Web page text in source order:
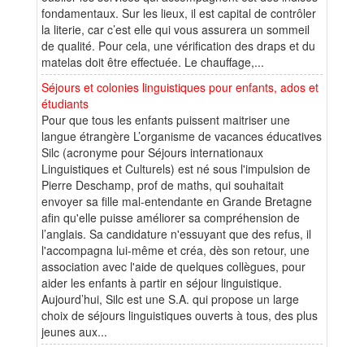
fondamentaux. Sur les lieux, il est capital de contrôler
la literie, car c’est elle qui vous assurera un sommeil
de qualité. Pour cela, une vérification des draps et du
matelas doit être effectuée. Le chauffage,...
Séjours et colonies linguistiques pour enfants, ados et
étudiants
Pour que tous les enfants puissent maitriser une
langue étrangère L’organisme de vacances éducatives
Silc (acronyme pour Séjours internationaux
Linguistiques et Culturels) est né sous l'impulsion de
Pierre Deschamp, prof de maths, qui souhaitait
envoyer sa fille mal-entendante en Grande Bretagne
afin qu'elle puisse améliorer sa compréhension de
l’anglais. Sa candidature n'essuyant que des refus, il
l'accompagna lui-même et créa, dès son retour, une
association avec l'aide de quelques collègues, pour
aider les enfants à partir en séjour linguistique.
Aujourd’hui, Silc est une S.A. qui propose un large
choix de séjours linguistiques ouverts à tous, des plus
jeunes aux...